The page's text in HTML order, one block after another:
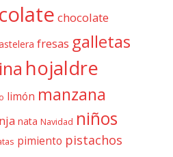
chocolate
fresas galletas
hojaldre
limón manzana
nata Navidad niños
pimiento pistachos